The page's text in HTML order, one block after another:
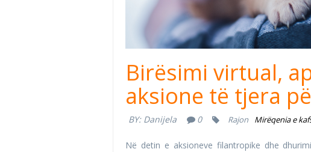
Birësimi virtual,
aksione të tjera
BY: Danijela 0 Rajon Mirëqenia e
Në detin e aksioneve filantropike dhe